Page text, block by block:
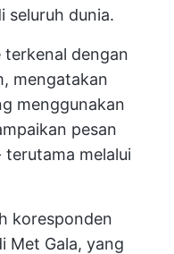
seluruh dunia.
terkenal dengan
mengatakan
menggunakan
pesan
melalui
koresponden
Met Gala, yang